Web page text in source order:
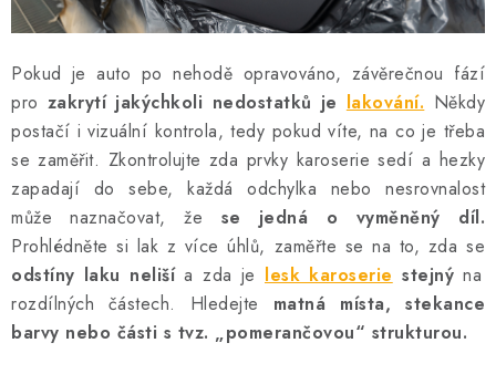
LICENCE K FOTOGRAFIÍM
Doplňkové služby Profigaráž.cz
Pokud je auto po nehodě opravováno, závěrečnou fází
pro zakrytí jakýchkoli nedostatků je lakování. Někdy
postačí i vizuální kontrola, tedy pokud víte, na co je třeba
se zaměřit. Zkontrolujte zda prvky karoserie sedí a hezky
zapadají do sebe, každá odchylka nebo nesrovnalost
může naznačovat, že se jedná o vyměněný díl.
Prohlédněte si lak z více úhlů, zaměřte se na to, zda se
odstíny laku nelišía zda je lesk karoserie stejný na
rozdílných částech. Hledejte matná místa, stekance
barvy nebo části s tvz. „pomerančovou“ strukturou.